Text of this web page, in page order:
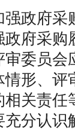
强政府
府采购
委员会
形、评
关责任
分认识